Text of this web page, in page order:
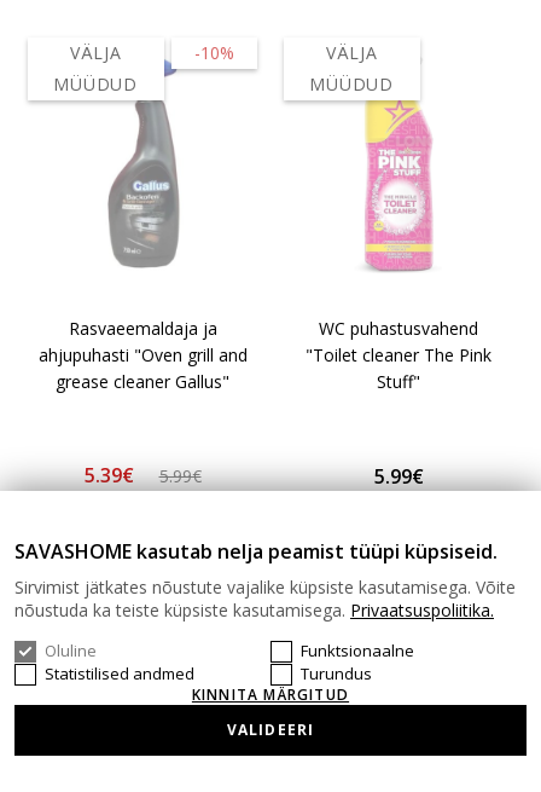
-10%
VÄLJA
MÜÜDUD
Rasvaeemaldaja ja
ahjupuhasti "Oven grill and
grease cleaner Gallus"
5.39€ 5.99€
VÄLJA
MÜÜDUD
WC puhastusvahend
"Toilet cleaner The Pink
Stuff"
5.99€
Meie puhastusvahendid võimaldavad teil kiiresti ja
lihtsalt, ilma suurema vaevata, lahendada mis
SAVASHOME kasutab nelja peamist tüüpi küpsiseid.
Sirvimist jätkates nõustute vajalike küpsiste kasutamisega. Võite
nõustuda ka teiste küpsiste kasutamisega. Privaatsuspoliitika.
Oluline
Funktsionaalne
Statistilised andmed
Turundus
KINNITA MÄRGITUD
VALIDEERI